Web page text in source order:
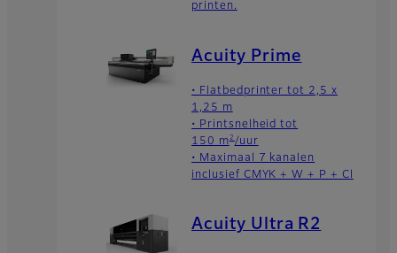
printen.
Acuity Prime
• Flatbedprinter tot 2,5 x
1,25 m
• Printsnelheid tot
150 m2 /uur
• Maximaal 7 kanalen
inclusief CMYK + W + P + Cl
Acuity Ultra R2